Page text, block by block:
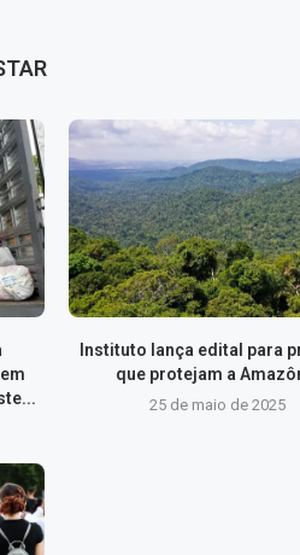
Instituto lança edital para
que protejam a
25 de maio de 2025